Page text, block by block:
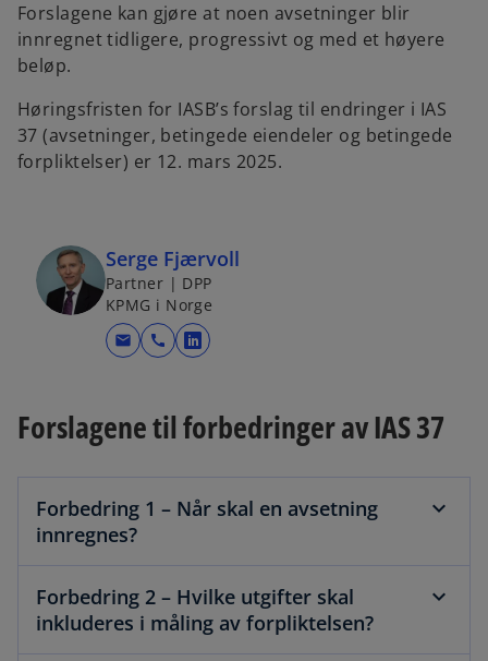
Forslagene kan gjøre at noen avsetninger blir
innregnet tidligere, progressivt og med et høyere
beløp.
Høringsfristen for IASB’s forslag til endringer i IAS
37 (avsetninger, betingede eiendeler og betingede
forpliktelser) er 12. mars 2025.
Serge Fjærvoll
Partner | DPP
KPMG i Norge
mail call
o
n
n
e
w
Forslagene til forbedringer av IAS 37
Forbedring 1 – Når skal en avsetning
innregnes?
Forbedring 2 – Hvilke utgifter skal
inkluderes i måling av forpliktelsen?